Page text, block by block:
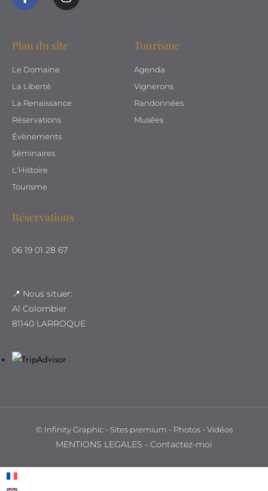
Plan du site
Le Domaine
La Liberté
La Renaissance
Réservations
Évènements
Séminaires
L'Histoire
Tourisme
Tourisme
Agenda
Vignerons
Randonnées
Musées
Réservations
06 19 01 28 67
📍 Nous situer:
Al Colombier
81140 LARROQUE
© Infinity Graphic - Sites premium - Photos - Vidéos
MENTIONS LEGALES - Contactez-moi